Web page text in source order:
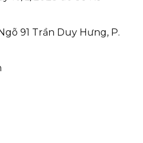
91 Trần Duy Hưng, P.